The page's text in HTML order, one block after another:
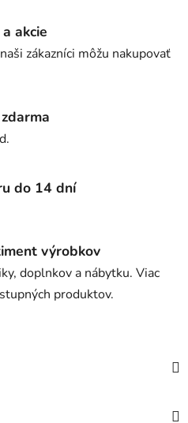
akcie
zákazníci môžu nakupovať
do 14 dní
výrobkov
doplnkov a nábytku. Viac
produktov.